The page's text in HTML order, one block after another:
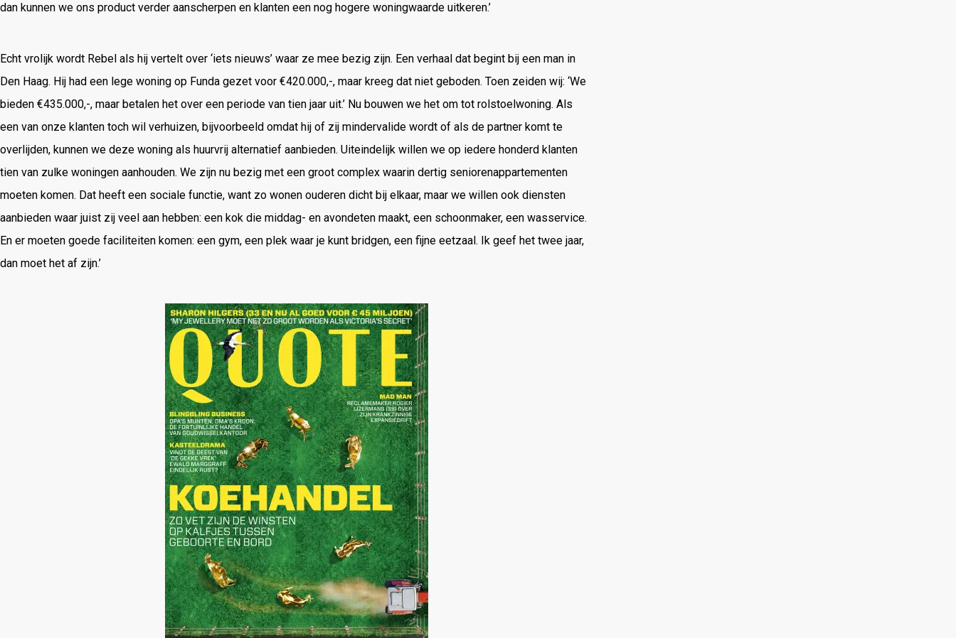
dan kunnen we ons product verder aanscherpen en klanten een nog hogere woningwaarde uitkeren.’
Echt vrolijk wordt Rebel als hij vertelt over ‘iets nieuws’ waar ze mee bezig zijn. Een verhaal dat begint bij een man in
Den Haag. Hij had een lege woning op Funda gezet voor €420.000,-, maar kreeg dat niet geboden. Toen zeiden wij: ‘We
bieden €435.000,-, maar betalen het over een periode van tien jaar uit.’ Nu bouwen we het om tot rolstoelwoning. Als
een van onze klanten toch wil verhuizen, bijvoorbeeld omdat hij of zij mindervalide wordt of als de partner komt te
overlijden, kunnen we deze woning als huurvrij alternatief aanbieden. Uiteindelijk willen we op iedere honderd klanten
tien van zulke woningen aanhouden. We zijn nu bezig met een groot complex waarin dertig seniorenappartementen
moeten komen. Dat heeft een sociale functie, want zo wonen ouderen dicht bij elkaar, maar we willen ook diensten
aanbieden waar juist zij veel aan hebben: een kok die middag- en avondeten maakt, een schoonmaker, een wasservice.
En er moeten goede faciliteiten komen: een gym, een plek waar je kunt bridgen, een fijne eetzaal. Ik geef het twee jaar,
dan moet het af zijn.’